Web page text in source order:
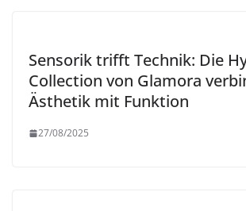
Sensorik trifft Technik: Die
Collection von Glamora
Ästhetik mit Funktion
27/08/2025